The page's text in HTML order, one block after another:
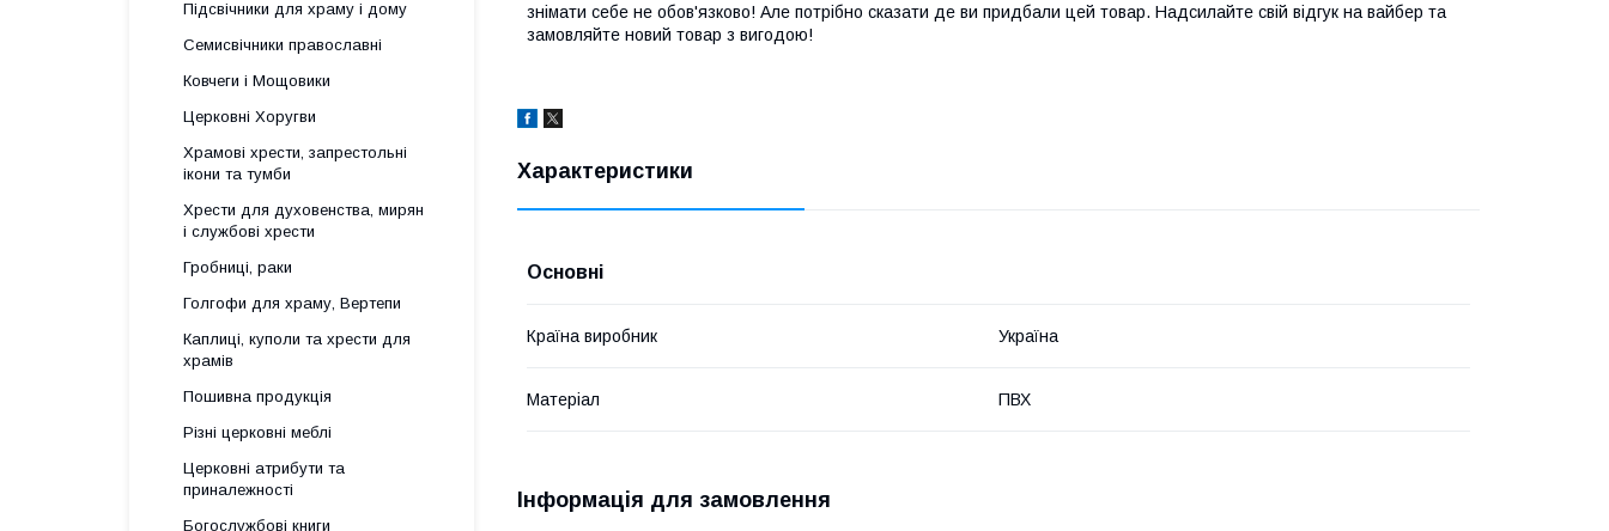
знімати себе не обов'язково! Але потрібно сказати де ви придбали цей товар. Надсилайте свій відгук на вайбер та
замовляйте новий товар з вигодою!
Характеристики
Основні
Країна виробник Україна
Матеріал ПВХ
Інформація для замовлення
Підсвічники для храму і дому
Семисвічники православні
Ковчеги і Мощовики
Церковні Хоругви
Храмові хрести, запрестольні
ікони та тумби
Хрести для духовенства, мирян
і службові хрести
Гробниці, раки
Голгофи для храму, Вертепи
Каплиці, куполи та хрести для
храмів
Пошивна продукція
Різні церковні меблі
Церковні атрибути та
приналежності
Богослужбові книги